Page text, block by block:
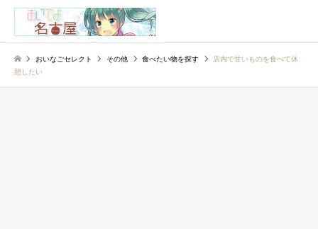
おいなごセレクト その他 食べたい物を探す
店内で甘いものを食べて休
憩したい